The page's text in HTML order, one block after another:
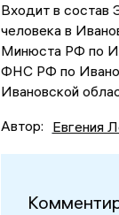
Входит в состав
человека в
Минюста РФ по
ФНС РФ по
Ивановской
Автор: Евгения